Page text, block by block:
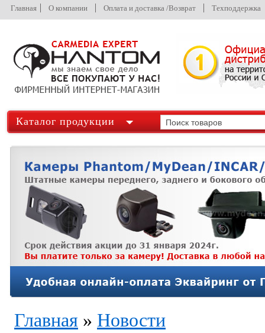
Главная О компании Оплата и доставка /Возврат Техподдержка
Каталог продукции
Главная » Новости